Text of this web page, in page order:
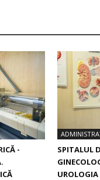
-
SPITALUL
UROLOGIA